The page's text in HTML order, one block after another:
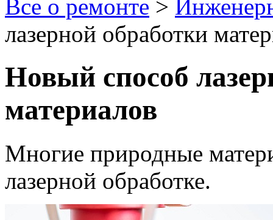
Все о ремонте >
лазерной обработки
Новый способ
материалов
Многие природные
лазерной обработке.